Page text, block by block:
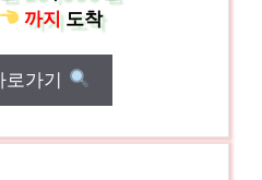
까지도착
로가기